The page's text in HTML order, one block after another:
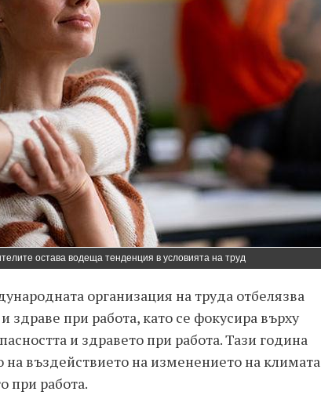
остава водеща тенденция в условията на труд
организация на труда отбелязва
здраве при работа, като се фокусира върху
и здравето при работа. Тази година
на въздействието на изменението на климата
при работа.